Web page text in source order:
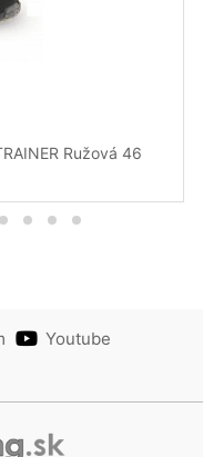
Ružová 46
Youtube